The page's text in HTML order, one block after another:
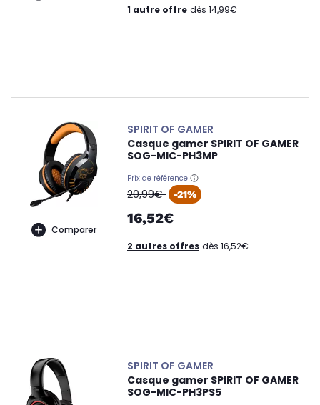
1 autre offre dès 14,99€
Comparer
SPIRIT OF GAMER
Casque gamer SPIRIT OF GAMER
SOG-MIC-PH3MP
Prix de référence
oldPrice
20,99€ -21%
16,52€
2 autres offres dès 16,52€
SPIRIT OF GAMER
Casque gamer SPIRIT OF GAMER
SOG-MIC-PH3PS5